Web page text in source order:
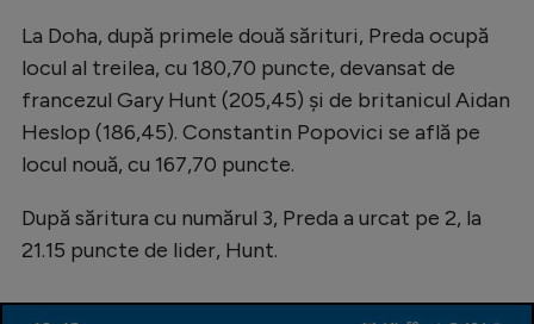
Natație
Formula 1
Gimnastică
Auto
Rugby
Ciclism
Alte sporturi
La Doha, după primele două sărituri, Preda ocupă
locul al treilea, cu 180,70 puncte, devansat de
francezul Gary Hunt (205,45) şi de britanicul Aidan
Heslop (186,45). Constantin Popovici se află pe
locul nouă, cu 167,70 puncte.
După săritura cu numărul 3, Preda a urcat pe 2, la
21.15 puncte de lider, Hunt.